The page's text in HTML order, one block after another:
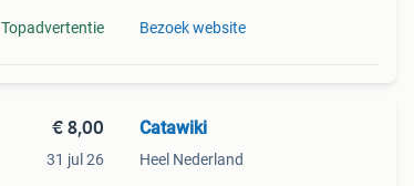
Topadvertentie Bezoek website
€ 8,00
31 jul 26
Catawiki
Heel Nederland